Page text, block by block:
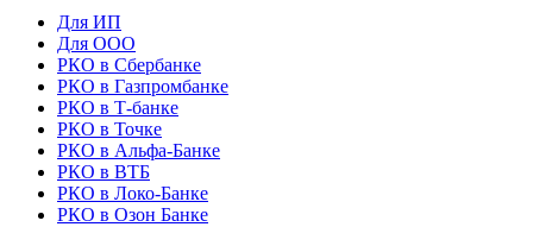
Для ИП
Для ООО
РКО в Сбербанке
РКО в Газпромбанке
РКО в Т-банке
РКО в Точке
РКО в Альфа-Банке
РКО в ВТБ
РКО в Локо-Банке
РКО в Озон Банке